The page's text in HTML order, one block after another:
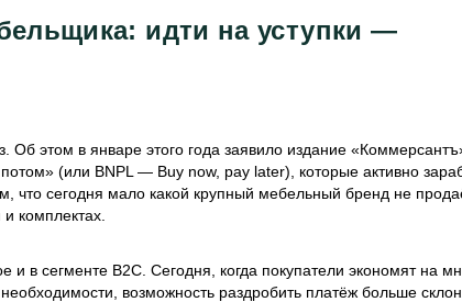
идти на уступки —
Об этом в январе этого года заявило издание
(или BNPL — Buy now, pay later), которые активно
что сегодня мало какой крупный мебельный бренд не
комплектах.
в сегменте В2С. Сегодня, когда покупатели экономят на
возможность раздробить платёж больше